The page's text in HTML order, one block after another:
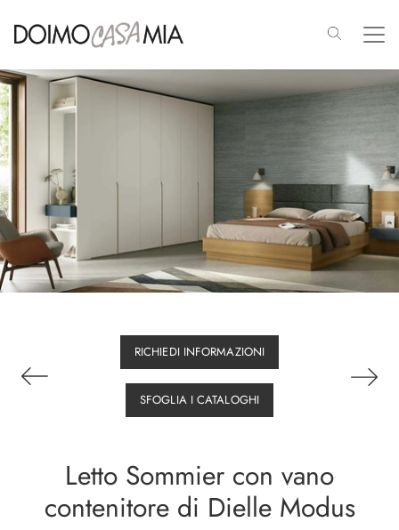
RICHIEDI INFORMAZIONI
SFOGLIA I CATALOGHI
Letto Sommier con vano
contenitore di Dielle Modus